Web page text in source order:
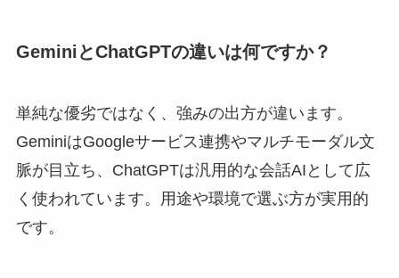
GeminiとChatGPTの違いは何ですか？
単純な優劣ではなく、強みの出方が違います。
GeminiはGoogleサービス連携やマルチモーダル文
脈が目立ち、ChatGPTは汎用的な会話AIとして広
く使われています。用途や環境で選ぶ方が実用的
です。